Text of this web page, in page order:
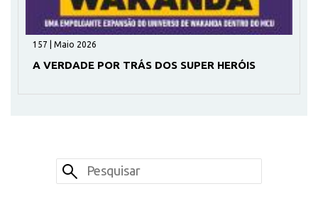
157 | Maio 2026
A VERDADE POR TRÁS DOS SUPER HERÓIS